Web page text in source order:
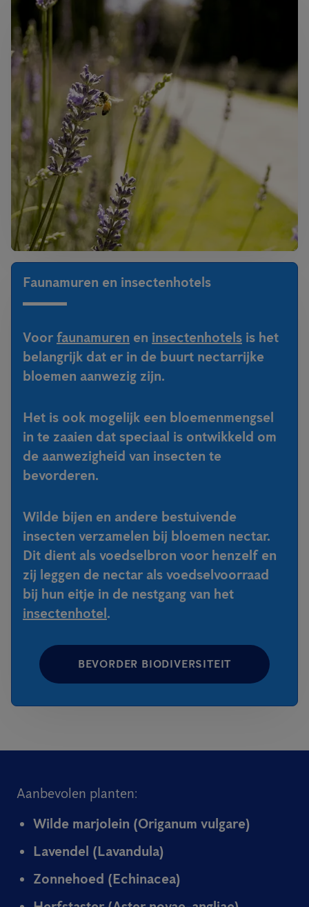
Faunamuren en insectenhotels
Voor faunamuren en insectenhotels is het
belangrijk dat er in de buurt nectarrijke
bloemen aanwezig zijn.
Het is ook mogelijk een bloemenmengsel
in te zaaien dat speciaal is ontwikkeld om
de aanwezigheid van insecten te
bevorderen.
Wilde bijen en andere bestuivende
insecten verzamelen bij bloemen nectar.
Dit dient als voedselbron voor henzelf en
zij leggen de nectar als voedselvoorraad
bij hun eitje in de nestgang van het
insectenhotel.
BEVORDER BIODIVERSITEIT
Aanbevolen planten:
Wilde marjolein (Origanum vulgare)
Lavendel (Lavandula)
Zonnehoed (Echinacea)